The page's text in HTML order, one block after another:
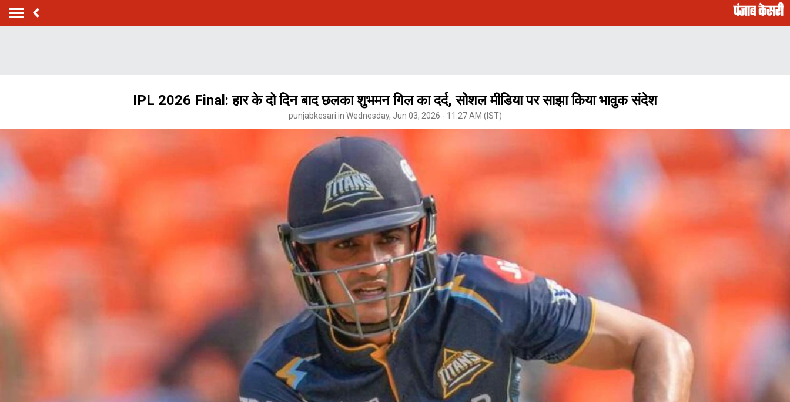
IPL 2026 Final: हार के दो दिन बाद छलका शुभमन गिल का दर्द, सोशल मीडिया पर साझा किया भावुक संदेश
punjabkesari.in Wednesday, Jun 03, 2026 - 11:27 AM (IST)